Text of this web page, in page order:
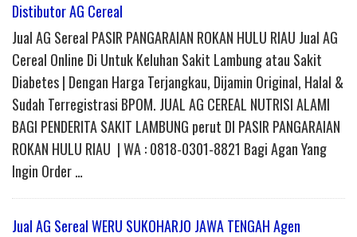
Distibutor AG Cereal
Jual AG Sereal PASIR PANGARAIAN ROKAN HULU RIAU Jual AG
Cereal Online Di Untuk Keluhan Sakit Lambung atau Sakit
Diabetes | Dengan Harga Terjangkau, Dijamin Original, Halal &
Sudah Terregistrasi BPOM. JUAL AG CEREAL NUTRISI ALAMI
BAGI PENDERITA SAKIT LAMBUNG perut DI PASIR PANGARAIAN
ROKAN HULU RIAU | WA : 0818-0301-8821 Bagi Agan Yang
Ingin Order …
Jual AG Sereal WERU SUKOHARJO JAWA TENGAH Agen